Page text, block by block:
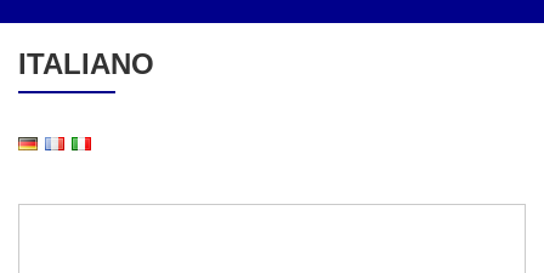
ITALIANO